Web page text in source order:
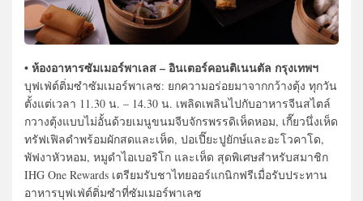
• ห้องอาหารซัมเมอร์พาเลส – อินเตอร์คอนติเนนตัล กรุงเทพฯ
บุฟเฟ่ต์ติ่มซำซัมเมอร์พาเลซ: ยกความอร่อยมาจากกว้างตุ้ง ทุกวัน
ตั้งแต่เวลา 11.30 น. – 14.30 น. เพลิดเพลินไปกับอาหารจีนสไตล์
กวางตุ้งแบบไม่อั้นด้วยเมนูขนมจีบจักรพรรดิเห็ดหอม, เกี๊ยวนึ่งเห็ด
ทรัฟเฟิลดำพร้อมผักสดและเห็ด, ปอเปี๊ยะปูยักษ์และอะโวคาโด,
พัฟงาหัวหอม, หมูดำไอเบอริโก และเห็ด สุดพิเศษสำหรับสมาชิก
IHG One Rewards เตรียมรับชาไทยออร์แกนิกฟรีเมื่อรับประทาน
อาหารบุฟเฟ่ต์ติ่มซำที่ซัมเมอร์พาเลซ